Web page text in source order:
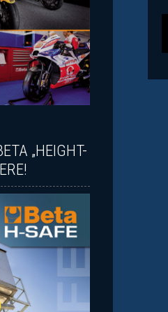
„HEIGHT-